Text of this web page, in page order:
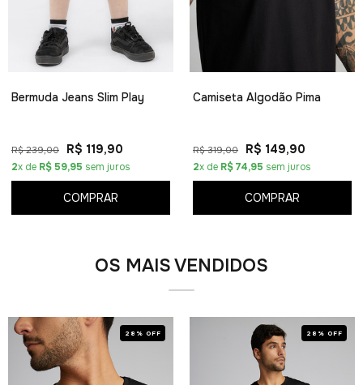
Bermuda Jeans Slim Play
R$ 239,00 R$ 119,90
2x de R$ 59,95 sem juros
COMPRAR
Camiseta Algodão Pima
R$ 319,00 R$ 149,90
2x de R$ 74,95 sem juros
COMPRAR
OS MAIS VENDIDOS
28% OFF 28% OFF